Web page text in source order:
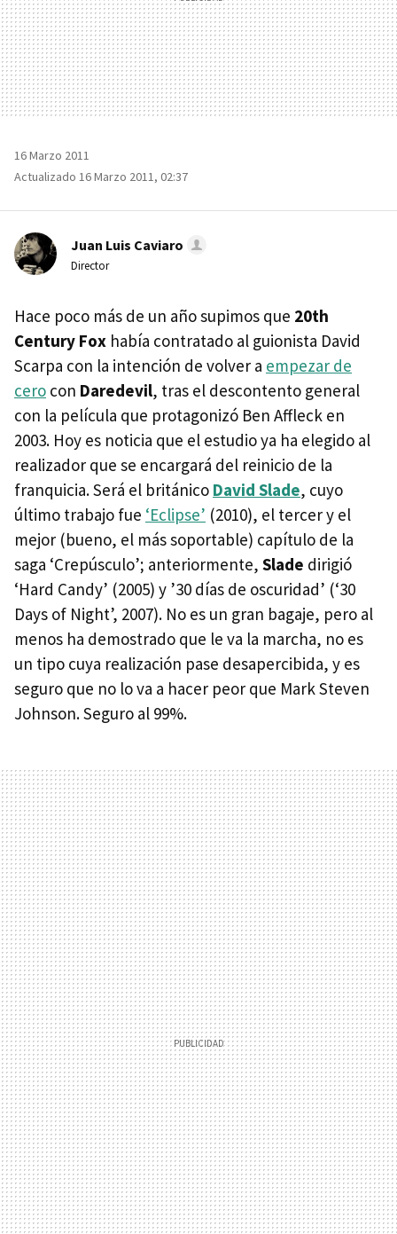
16 Marzo 2011
Actualizado 16 Marzo 2011, 02:37
Juan Luis Caviaro
Director
Hace poco más de un año supimos que 20th
Century Fox había contratado al guionista David
Scarpa con la intención de volver a empezar de
cero con Daredevil, tras el descontento general
con la película que protagonizó Ben Affleck en
2003. Hoy es noticia que el estudio ya ha elegido al
realizador que se encargará del reinicio de la
franquicia. Será el británico David Slade, cuyo
último trabajo fue ‘Eclipse’ (2010), el tercer y el
mejor (bueno, el más soportable) capítulo de la
saga ‘Crepúsculo’; anteriormente, Slade dirigió
‘Hard Candy’ (2005) y ’30 días de oscuridad’ (‘30
Days of Night’, 2007). No es un gran bagaje, pero al
menos ha demostrado que le va la marcha, no es
un tipo cuya realización pase desapercibida, y es
seguro que no lo va a hacer peor que Mark Steven
Johnson. Seguro al 99%.